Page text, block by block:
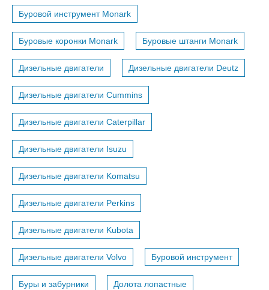
Буровой инструмент Monark
Буровые коронки Monark Буровые штанги Monark
Дизельные двигатели Дизельные двигатели Deutz
Дизельные двигатели Cummins
Дизельные двигатели Caterpillar
Дизельные двигатели Isuzu
Дизельные двигатели Komatsu
Дизельные двигатели Perkins
Дизельные двигатели Kubota
Дизельные двигатели Volvo Буровой инструмент
Буры и забурники Долота лопастные